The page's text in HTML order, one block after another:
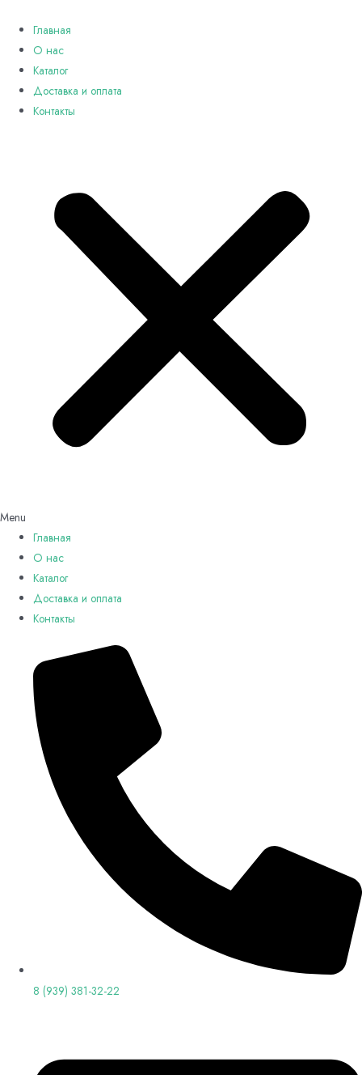
содержимому
Главная
О нас
Каталог
Доставка и оплата
Контакты
Menu
Главная
О нас
Каталог
Доставка и оплата
Контакты
8 (939) 381-32-22